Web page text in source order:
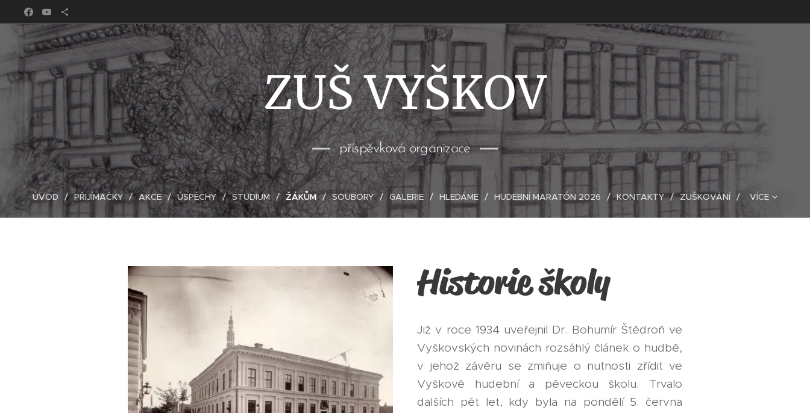
ZUŠ VYŠKOV
příspěvková organizace
ÚVOD PŘIJÍMAČKY AKCE ÚSPĚCHY STUDIUM ŽÁKŮM SOUBORY GALERIE HLEDÁME HUDEBNÍ MARATÓN 2026 KONTAKTY ZUŠKOVÁNÍ VÍCE
Historie školy
Již v roce 1934 uveřejnil Dr. Bohumír Štědroň ve
Vyškovských novinách rozsáhlý článek o hudbě,
v jehož závěru se zmiňuje o nutnosti zřídit ve
Vyškově hudební a pěveckou školu. Trvalo
dalších pět let, kdy byla na pondělí 5. června